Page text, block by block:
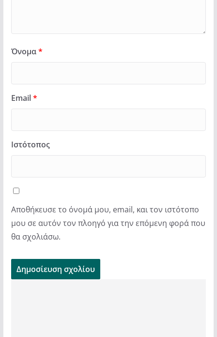
Όνομα*
Email*
Ιστότοπος
Αποθήκευσε το όνομά μου, email, και τον ιστότοπο
μου σε αυτόν τον πλοηγό για την επόμενη φορά που
θα σχολιάσω.